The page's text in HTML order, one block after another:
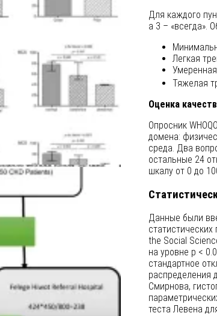
Для каждого
а 3 – «всегда».
Легкая
Тяжелая
Оценка
Опросник
домена:
среда. Два
остальные 24
шкалу от 0 до
Данные были
the Social
на уровне p <
стандартное
распределения
Смирнова,
теста Левена